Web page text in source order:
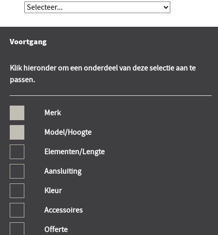
Voortgang
Klik hieronder om een onderdeel van deze selectie aan te
passen.
Merk
Model/Hoogte
Elementen/Lengte
Aansluiting
Kleur
Accessoires
Offerte